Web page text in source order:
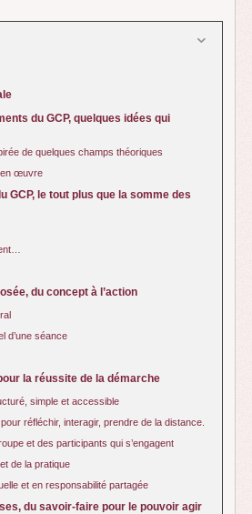
du GCP, quelques idées qui
de quelques champs théoriques
en œuvre
GCP, le tout plus que la somme des
du concept à l’action
d’une séance
la réussite de la démarche
simple et accessible
réfléchir, interagir, prendre de la distance.
et des participants qui s’engagent
de la pratique
et en responsabilité partagée
du savoir-faire pour le pouvoir agir